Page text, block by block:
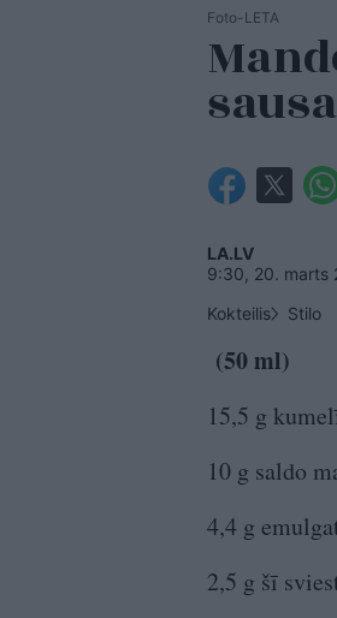
Foto-LETA
LA.LV
9:30, 20. marts
Kokteilis
Stilo
(50 ml)
15,5 g
10 g saldo
4,4 g
2,5 g šī